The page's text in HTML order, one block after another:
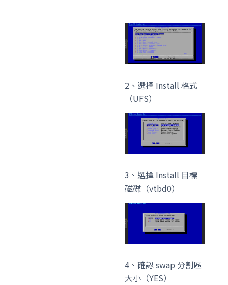
2、選擇 Install 格式
（UFS）
3、選擇 Install 目標
磁碟（vtbd0）
4、確認 swap 分割區
大小（YES）